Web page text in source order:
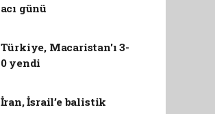
acı günü
Türkiye, Macaristan'ı 3-
0 yendi
İran, İsrail’e balistik